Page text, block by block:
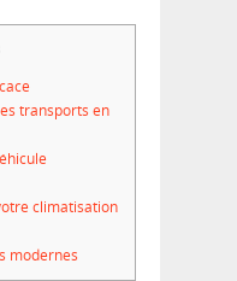
transports en
climatisation
modernes